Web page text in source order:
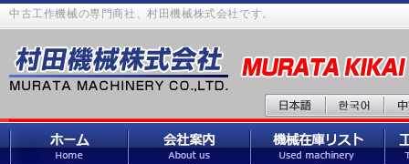
中古工作機械の専門商社、村田機械株式会社です。